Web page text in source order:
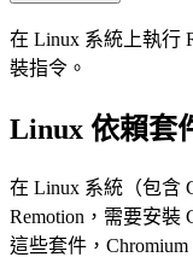
在 Linux 系統上執行
裝指令。
Linux 依賴套
在 Linux 系統（包含
Remotion，需要安裝
這些套件，